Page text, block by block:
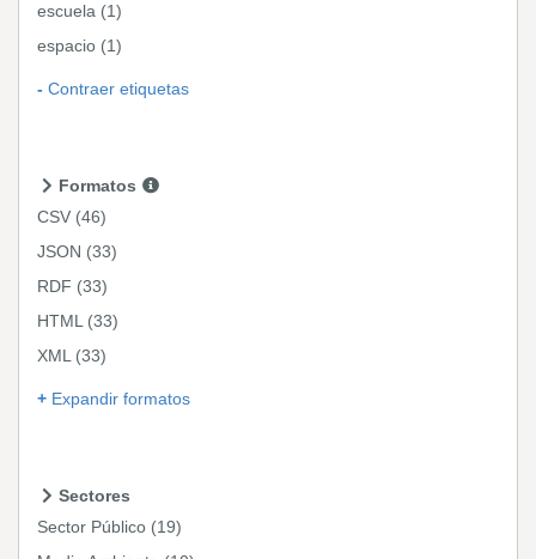
escuela (1)
espacio (1)
Contraer etiquetas
Formatos
CSV (46)
JSON (33)
RDF (33)
HTML (33)
XML (33)
Expandir formatos
Sectores
Sector Público (19)